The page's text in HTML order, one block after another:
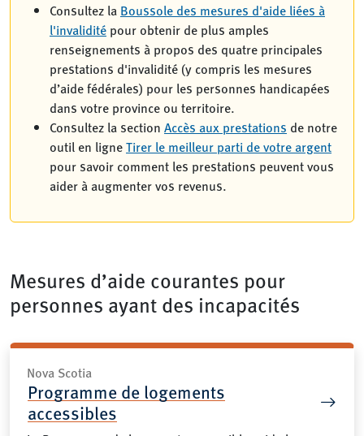
Consultez la Boussole des mesures d'aide liées à
l'invalidité pour obtenir de plus amples
renseignements à propos des quatre principales
prestations d'invalidité (y compris les mesures
d’aide fédérales) pour les personnes handicapées
dans votre province ou territoire.
Consultez la section Accès aux prestations de notre
outil en ligneTirer le meilleur parti de votre argent
pour savoir comment les prestations peuvent vous
aider à augmenter vos revenus.
Mesures d’aide courantes pour
personnes ayant des incapacités
Nova Scotia
Programme de logements
accessibles